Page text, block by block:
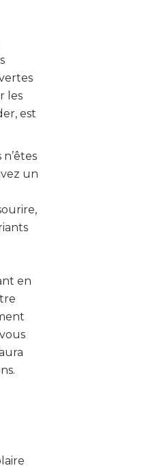
les
est
un
en